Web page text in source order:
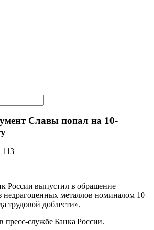
Славы попал на 10-
113
России выпустил в обращение
металлов номиналом 10
трудовой доблести».
в пресс-службе Банка России.